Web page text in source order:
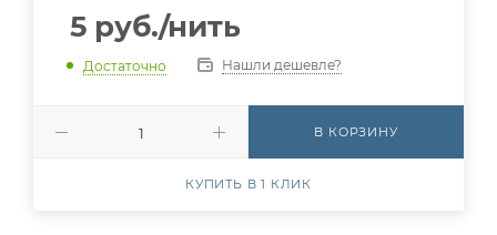
5 руб./нить
Достаточно Нашли дешевле?
В КОРЗИНУ
КУПИТЬ В 1 КЛИК